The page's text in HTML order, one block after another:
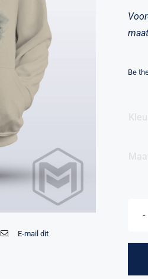
E-mail dit
Be